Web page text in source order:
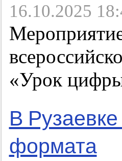
16.10.2025
«Урок
В
формата